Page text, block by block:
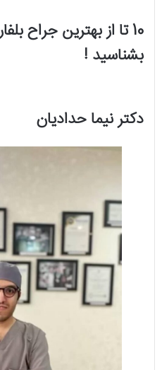
10 تا از بهترین جراح
بشناسید !
دکتر نیما حدادیان